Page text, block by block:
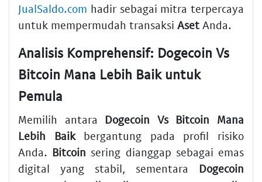
JualSaldo.com hadir sebagai mitra terpercaya
untuk mempermudah transaksi Aset Anda.
Analisis Komprehensif: Dogecoin Vs
Bitcoin Mana Lebih Baik untuk
Pemula
Memilih antara Dogecoin Vs Bitcoin Mana
Lebih Baikbergantung pada profil risiko
Anda. Bitcoin sering dianggap sebagai emas
digital yang stabil, sementara Dogecoin